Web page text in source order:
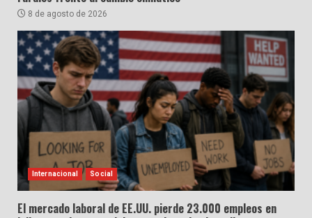
8 de agosto de 2026
Internacional Social
El mercado laboral de EE.UU. pierde 23.000 empleos en